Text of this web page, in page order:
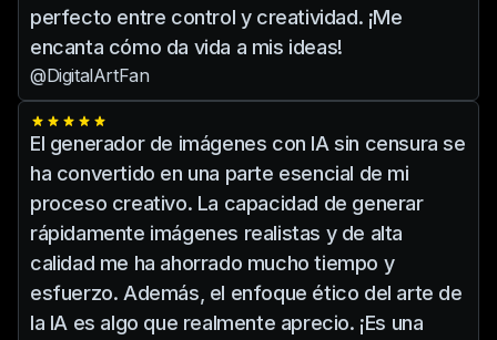
perfecto entre control y creatividad. ¡Me
encanta cómo da vida a mis ideas!
@DigitalArtFan
El generador de imágenes con IA sin censura se
ha convertido en una parte esencial de mi
proceso creativo. La capacidad de generar
rápidamente imágenes realistas y de alta
calidad me ha ahorrado mucho tiempo y
esfuerzo. Además, el enfoque ético del arte de
la IA es algo que realmente aprecio. ¡Es una